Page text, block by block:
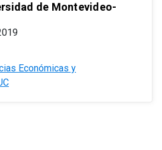
de Montevideo-
Económicas y